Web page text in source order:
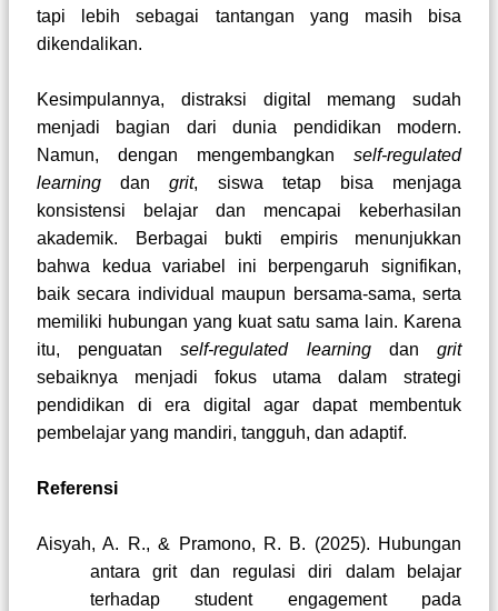
tapi lebih sebagai tantangan yang masih bisa
dikendalikan.
Kesimpulannya, distraksi digital memang sudah
menjadi bagian dari dunia pendidikan modern.
Namun, dengan mengembangkan self-regulated
learning dangrit, siswa tetap bisa menjaga
konsistensi belajar dan mencapai keberhasilan
akademik. Berbagai bukti empiris menunjukkan
bahwa kedua variabel ini berpengaruh signifikan,
baik secara individual maupun bersama-sama, serta
memiliki hubungan yang kuat satu sama lain. Karena
itu, penguatanself-regulated learningdangrit
sebaiknya menjadi fokus utama dalam strategi
pendidikan di era digital agar dapat membentuk
pembelajar yang mandiri, tangguh, dan adaptif.
Referensi
Aisyah, A. R., & Pramono, R. B. (2025). Hubungan
antara grit dan regulasi diri dalam belajar
terhadap student engagement pada